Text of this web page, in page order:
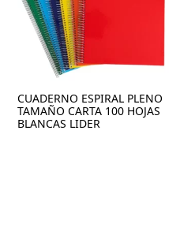
CUADERNO ESPIRAL PLENO
TAMAÑO CARTA 100 HOJAS
BLANCAS LIDER